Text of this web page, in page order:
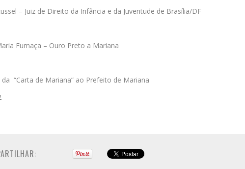
– Juiz de Direito da Infância e da Juventude de Brasília/DF
Fumaça – Ouro Preto a Mariana
“Carta de Mariana” ao Prefeito de Mariana